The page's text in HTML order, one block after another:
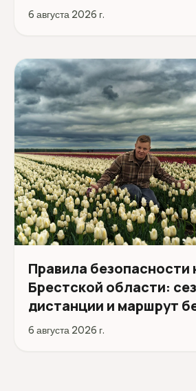
6 августа 2026 г.
Правила безопасности
Брестской области:
дистанции и маршрут
6 августа 2026 г.